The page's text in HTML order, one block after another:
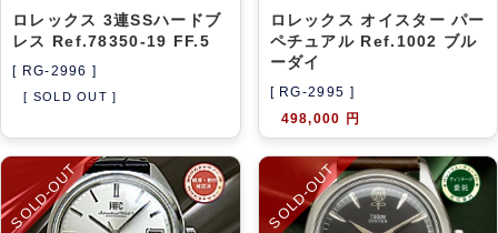
ロレックス 3連SSハードブ
レス Ref.78350-19 FF.5
[ RG-2996 ]
[ SOLD OUT ]
ロレックス オイスター パー
ペチュアル Ref.1002 ブル
ーダイ
[ RG-2995 ]
498,000 円
SOLD-OUT SOLD-OUT